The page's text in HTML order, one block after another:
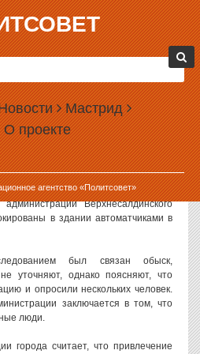
Мастрид
О проекте
агентство «Политсовет»
ПОЖАЛОВАЛАСЬ НА
Салда выступила с заявлением
в ее здании 3 февраля. Власти
тем, что обыск проводился
до ночи.
администрации, в прошлую пятницу
Верхнесалдинского
в здании автоматчиками в
был связан обыск,
уточняют, однако поясняют, что
и опросили нескольких человек.
заключается в том, что
люди.
города считает, что привлечение